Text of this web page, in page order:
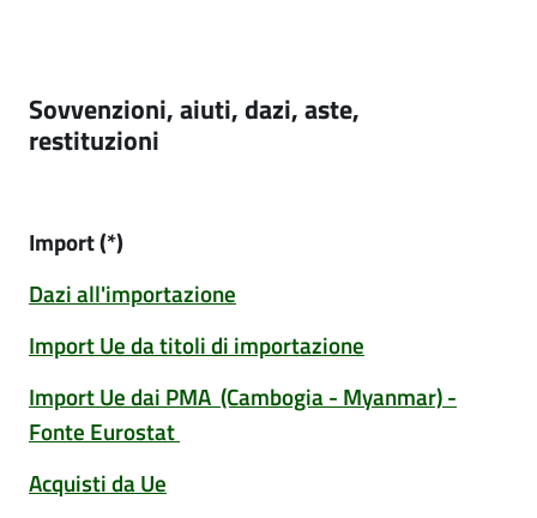
sovvenzioni, aiuti, dazi, aste,
restituzioni
Import (*)
Dazi all'importazione
Import Ue da titoli di importazione
Import Ue dai PMA (Cambogia - Myanmar) -
Fonte Eurostat
Acquisti da Ue